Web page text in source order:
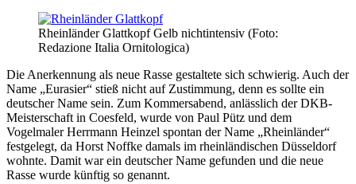
Rheinländer Glattkopf Gelb nichtintensiv (Foto:
Redazione Italia Ornitologica)
Die Anerkennung als neue Rasse gestaltete sich schwierig. Auch der
Name „Eurasier“ stieß nicht auf Zustimmung, denn es sollte ein
deutscher Name sein. Zum Kommersabend, anlässlich der DKB-
Meisterschaft in Coesfeld, wurde von Paul Pütz und dem
Vogelmaler Herrmann Heinzel spontan der Name „Rheinländer“
festgelegt, da Horst Noffke damals im rheinländischen Düsseldorf
wohnte. Damit war ein deutscher Name gefunden und die neue
Rasse wurde künftig so genannt.